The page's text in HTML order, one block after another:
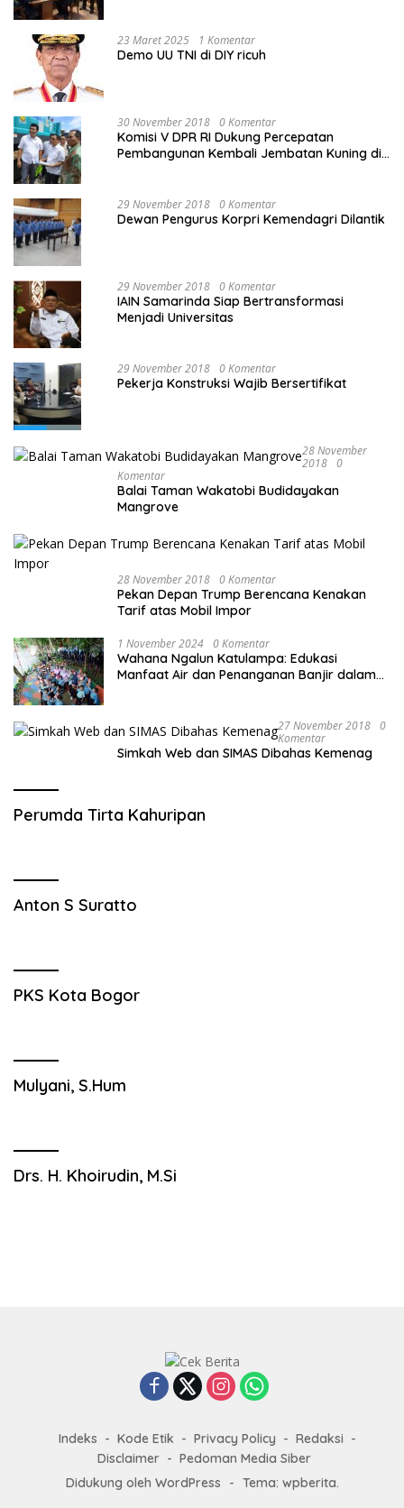
23 Maret 2025 1 Komentar
Demo UU TNI di DIY ricuh
30 November 2018 0 Komentar
Komisi V DPR RI Dukung Percepatan
Pembangunan Kembali Jembatan Kuning di
29 November 2018 0 Komentar
Dewan Pengurus Korpri Kemendagri Dilantik
29 November 2018 0 Komentar
IAIN Samarinda Siap Bertransformasi
Menjadi Universitas
29 November 2018 0 Komentar
Pekerja Konstruksi Wajib Bersertifikat
28 November
2018 0
Komentar
Balai Taman Wakatobi Budidayakan
Mangrove
28 November 2018 0 Komentar
Pekan Depan Trump Berencana Kenakan
Tarif atas Mobil Impor
1 November 2024 0 Komentar
Wahana Ngalun Katulampa: Edukasi
Manfaat Air dan Penanganan Banjir dalam
27 November 2018 0
Komentar
Simkah Web dan SIMAS Dibahas Kemenag
Perumda Tirta Kahuripan
Anton S Suratto
PKS Kota Bogor
Mulyani, S.Hum
Drs. H. Khoirudin, M.Si
Indeks Kode Etik Privacy Policy
Redaksi
Disclaimer
Pedoman Media Siber
Didukung oleh WordPress
- Tema: wpberita.